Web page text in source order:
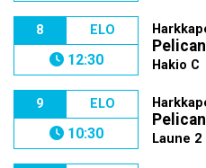
8 ELO
12:30 Hakio C
9 ELO
10:30 Laune 2